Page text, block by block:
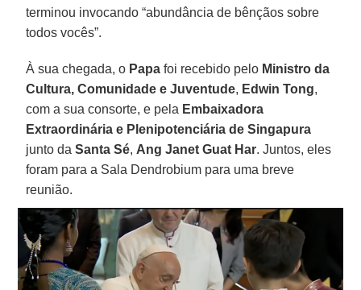
terminou invocando “abundância de bênçãos sobre
todos vocês”.
À sua chegada, o Papa foi recebido pelo Ministro da
Cultura, Comunidade e Juventude, Edwin Tong,
com a sua consorte, e pela Embaixadora
Extraordinária e Plenipotenciária de Singapura
junto daSanta Sé, Ang Janet Guat Har. Juntos, eles
foram para a Sala Dendrobium para uma breve
reunião.